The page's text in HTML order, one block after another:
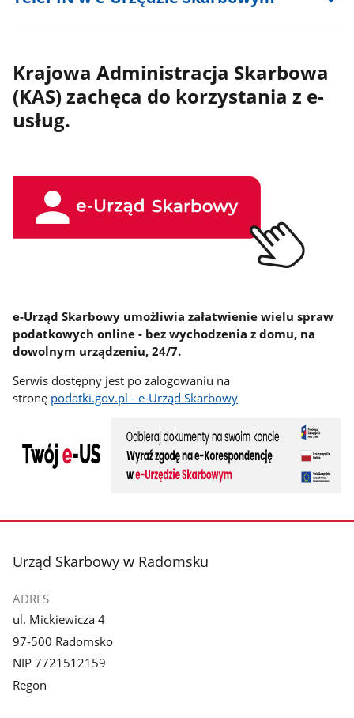
Krajowa Administracja Skarbowa
(KAS) zachęca do korzystania z e-
usług.
e-Urząd Skarbowy umożliwia załatwienie wielu spraw
podatkowych online - bez wychodzenia z domu, na
dowolnym urządzeniu, 24/7.
Serwis dostępny jest po zalogowaniu na
stronę podatki.gov.pl - e-Urząd Skarbowy
stopka
Urząd Skarbowy w Radomsku
ADRES
ul. Mickiewicza 4
97-500 Radomsko
NIP 7721512159
Regon